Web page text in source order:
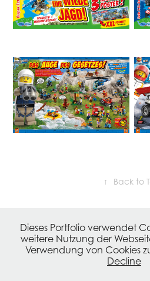
↑ Back to
Dieses Portfolio verwendet
weitere Nutzung der
Verwendung von Cookies
Decline